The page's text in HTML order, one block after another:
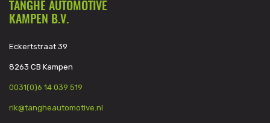
TANGHE AUTOMOTIVE
KAMPEN B.V.
Eckertstraat 39
8263 CB Kampen
0031(0)6 14 039 519
rik@tangheautomotive.nl